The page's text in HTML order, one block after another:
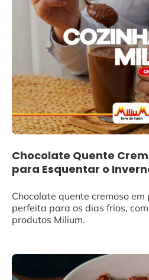
Chocolate Quente
para Esquentar o
Chocolate quente cremoso em
perfeita para os dias frios,
produtos Milium.